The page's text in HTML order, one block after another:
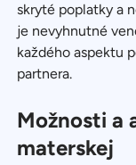
skryté poplatky a
je nevyhnutné
každého aspektu
partnera.
Možnosti a
materskej